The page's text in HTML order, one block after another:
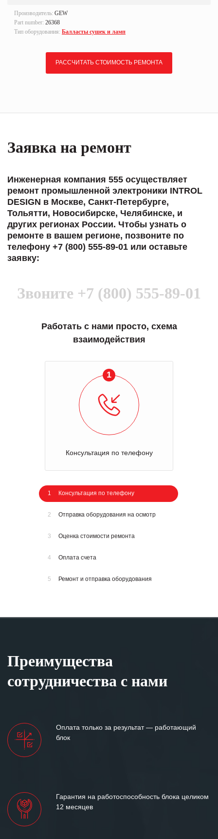
Производитель: GEW
Part number: 26368
Тип оборудования: Балласты сушек и ламп
РАССЧИТАТЬ СТОИМОСТЬ РЕМОНТА
Заявка на ремонт
Инженерная компания 555 осуществляет
ремонт промышленной электроники INTROL
DESIGN в Москве, Санкт-Петербурге,
Тольятти, Новосибирске, Челябинске, и
других регионах России. Чтобы узнать о
ремонте в вашем регионе, позвоните по
телефону +7 (800) 555-89-01 или оставьте
заявку:
Звоните +7 (800) 555-89-01
Работать с нами просто, схема
взаимодействия
1
Консультация по телефону
1 Консультация по телефону
2 Отправка оборудования на осмотр
3 Оценка стоимости ремонта
4 Оплата счета
5 Ремонт и отправка оборудования
Преимущества
сотрудничества с нами
Оплата только за результат — работающий
блок
Гарантия на работоспособность блока целиком
12 месяцев